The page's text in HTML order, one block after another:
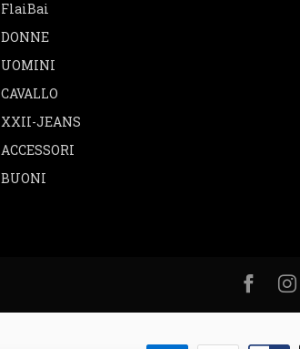
FlaiBai
DONNE
UOMINI
CAVALLO
XXII-JEANS
ACCESSORI
BUONI